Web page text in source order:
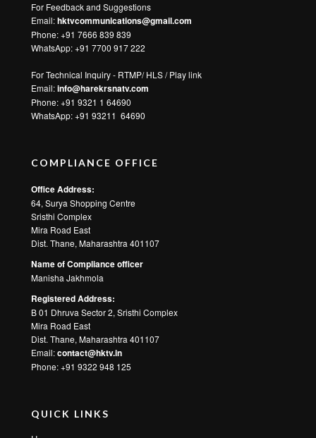
For Feedback and Suggestions
Email:hktvcommunications@gmail.com
Phone: +91 7666 839 839
WhatsApp:+91 7700 917 222
For Technical Inquiry - RTMP/ HLS / Play link
Email:info@harekrsnatv.com
Phone: +91 9321 1 64690
WhatsApp:+91 93211 64690
COMPLIANCE OFFICE
Office Address:
64, Surya Shopping Centre
Sristhi Complex
Mira Road East
Dist. Thane, Maharashtra 401107
Name of Compliance officer
Manisha Jakhmola
Registered Address:
B 01 Dhruva Sector 2, Sristhi Complex
Mira Road East
Dist. Thane, Maharashtra 401107
Email:contact@hktv.in
Phone: +91 9322 948 125
QUICK LINKS